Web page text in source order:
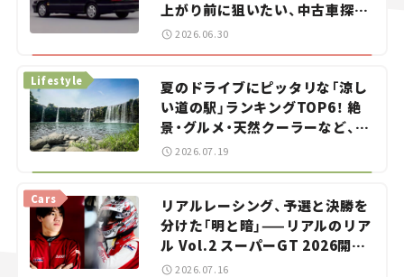
上がり前に狙いたい、中古車探し
をお手伝い――ちょっとイケてるマ
2026.06.30
夏のドライブにピッタリな「涼し
い道の駅」ランキングTOP6！ 絶
景・グルメ・天然クーラーなど、避
暑におすすめのスポットを紹介
Lifestyle
2026.07.19
リアルレーシング、予選と決勝を
分けた「明と暗」——リアルのリア
ル Vol.2 スーパーGT 2026開幕
戦 岡山国際サーキット
Cars
2026.07.16